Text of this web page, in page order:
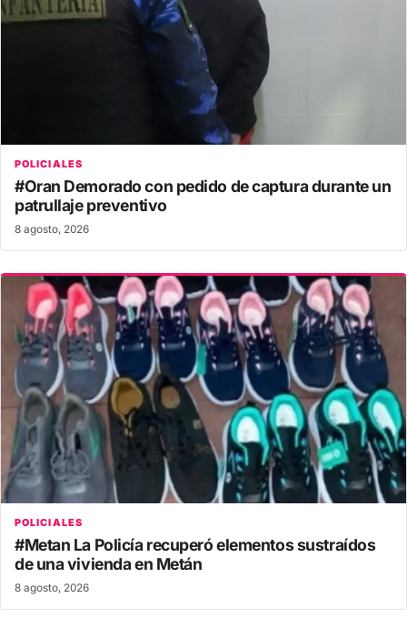
POLICIALES
#Oran Demorado con pedido de captura durante un
patrullaje preventivo
8 agosto, 2026
POLICIALES
#Metan La Policía recuperó elementos sustraídos
de una vivienda en Metán
8 agosto, 2026